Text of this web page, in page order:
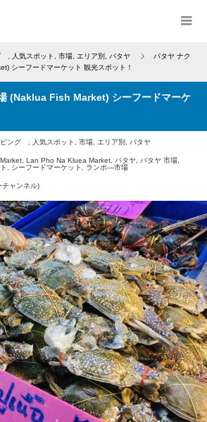
人気スポット 市場 エリア別 パタヤ
パタヤ ナク
シーフードマーケット 観光スポット！
(Naklua Fish Market) シーフードマーケ
ピング 人気スポット 市場 エリア別 パタヤ
Lan Pho Na Kluea Market パタヤ パタヤ 市場
シーフードマーケット ランポ―市場
チャンネル)